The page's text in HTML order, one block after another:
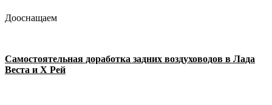
Дооснащаем
Самостоятельная доработка задних воздуховодов в Лада
Веста и Х Рей